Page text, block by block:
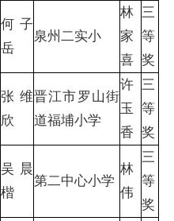
何子
岳
泉州二实小
林
家
喜
三
等
奖
张维
欣
晋江市罗山街
道福埔小学
许
玉
香
三
等
奖
吴晨
楷
第二中心小学
林
伟
三
等
奖